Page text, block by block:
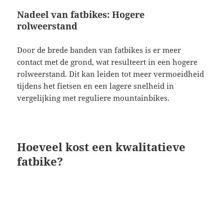
Nadeel van fatbikes: Hogere
rolweerstand
Door de brede banden van fatbikes is er meer
contact met de grond, wat resulteert in een hogere
rolweerstand. Dit kan leiden tot meer vermoeidheid
tijdens het fietsen en een lagere snelheid in
vergelijking met reguliere mountainbikes.
Hoeveel kost een kwalitatieve
fatbike?